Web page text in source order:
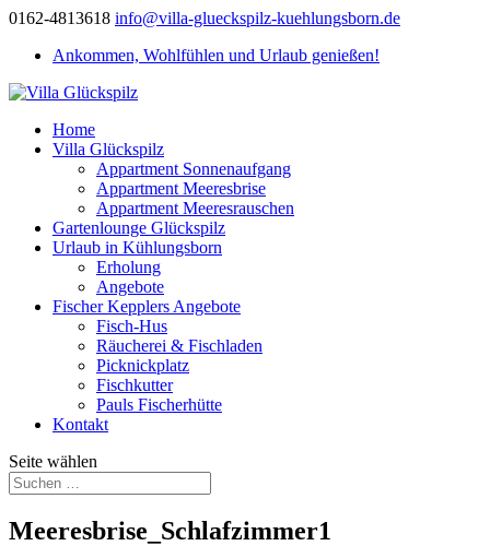
0162-4813618 info@villa-glueckspilz-kuehlungsborn.de
Ankommen, Wohlfühlen und Urlaub genießen!
Home
Villa Glückspilz
Appartment Sonnenaufgang
Appartment Meeresbrise
Appartment Meeresrauschen
Gartenlounge Glückspilz
Urlaub in Kühlungsborn
Erholung
Angebote
Fischer Kepplers Angebote
Fisch-Hus
Räucherei & Fischladen
Picknickplatz
Fischkutter
Pauls Fischerhütte
Kontakt
Seite wählen
Meeresbrise_Schlafzimmer1